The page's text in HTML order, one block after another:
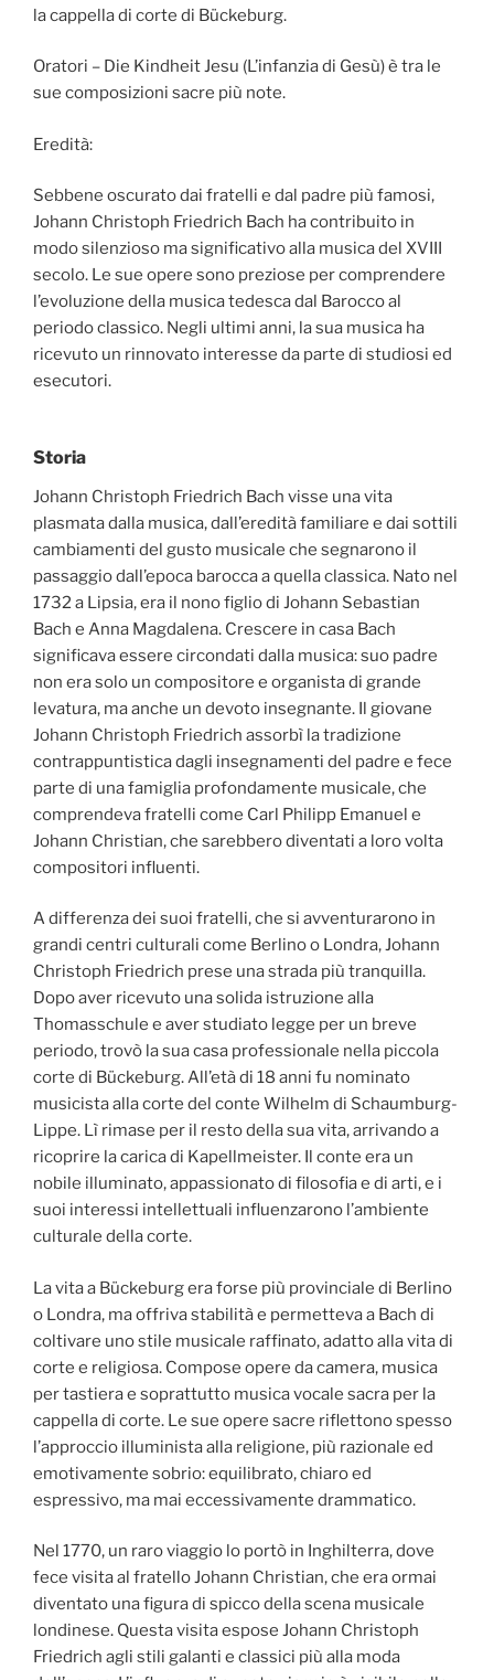
la cappella di corte di Bückeburg.
Oratori – Die Kindheit Jesu (L’infanzia di Gesù) è tra le
sue composizioni sacre più note.
Eredità:
Sebbene oscurato dai fratelli e dal padre più famosi,
Johann Christoph Friedrich Bach ha contribuito in
modo silenzioso ma significativo alla musica del XVIII
secolo. Le sue opere sono preziose per comprendere
l’evoluzione della musica tedesca dal Barocco al
periodo classico. Negli ultimi anni, la sua musica ha
ricevuto un rinnovato interesse da parte di studiosi ed
esecutori.
Storia
Johann Christoph Friedrich Bach visse una vita
plasmata dalla musica, dall’eredità familiare e dai sottili
cambiamenti del gusto musicale che segnarono il
passaggio dall’epoca barocca a quella classica. Nato nel
1732 a Lipsia, era il nono figlio di Johann Sebastian
Bach e Anna Magdalena. Crescere in casa Bach
significava essere circondati dalla musica: suo padre
non era solo un compositore e organista di grande
levatura, ma anche un devoto insegnante. Il giovane
Johann Christoph Friedrich assorbì la tradizione
contrappuntistica dagli insegnamenti del padre e fece
parte di una famiglia profondamente musicale, che
comprendeva fratelli come Carl Philipp Emanuel e
Johann Christian, che sarebbero diventati a loro volta
compositori influenti.
A differenza dei suoi fratelli, che si avventurarono in
grandi centri culturali come Berlino o Londra, Johann
Christoph Friedrich prese una strada più tranquilla.
Dopo aver ricevuto una solida istruzione alla
Thomasschule e aver studiato legge per un breve
periodo, trovò la sua casa professionale nella piccola
corte di Bückeburg. All’età di 18 anni fu nominato
musicista alla corte del conte Wilhelm di Schaumburg-
Lippe. Lì rimase per il resto della sua vita, arrivando a
ricoprire la carica di Kapellmeister. Il conte era un
nobile illuminato, appassionato di filosofia e di arti, e i
suoi interessi intellettuali influenzarono l’ambiente
culturale della corte.
La vita a Bückeburg era forse più provinciale di Berlino
o Londra, ma offriva stabilità e permetteva a Bach di
coltivare uno stile musicale raffinato, adatto alla vita di
corte e religiosa. Compose opere da camera, musica
per tastiera e soprattutto musica vocale sacra per la
cappella di corte. Le sue opere sacre riflettono spesso
l’approccio illuminista alla religione, più razionale ed
emotivamente sobrio: equilibrato, chiaro ed
espressivo, ma mai eccessivamente drammatico.
Nel 1770, un raro viaggio lo portò in Inghilterra, dove
fece visita al fratello Johann Christian, che era ormai
diventato una figura di spicco della scena musicale
londinese. Questa visita espose Johann Christoph
Friedrich agli stili galanti e classici più alla moda